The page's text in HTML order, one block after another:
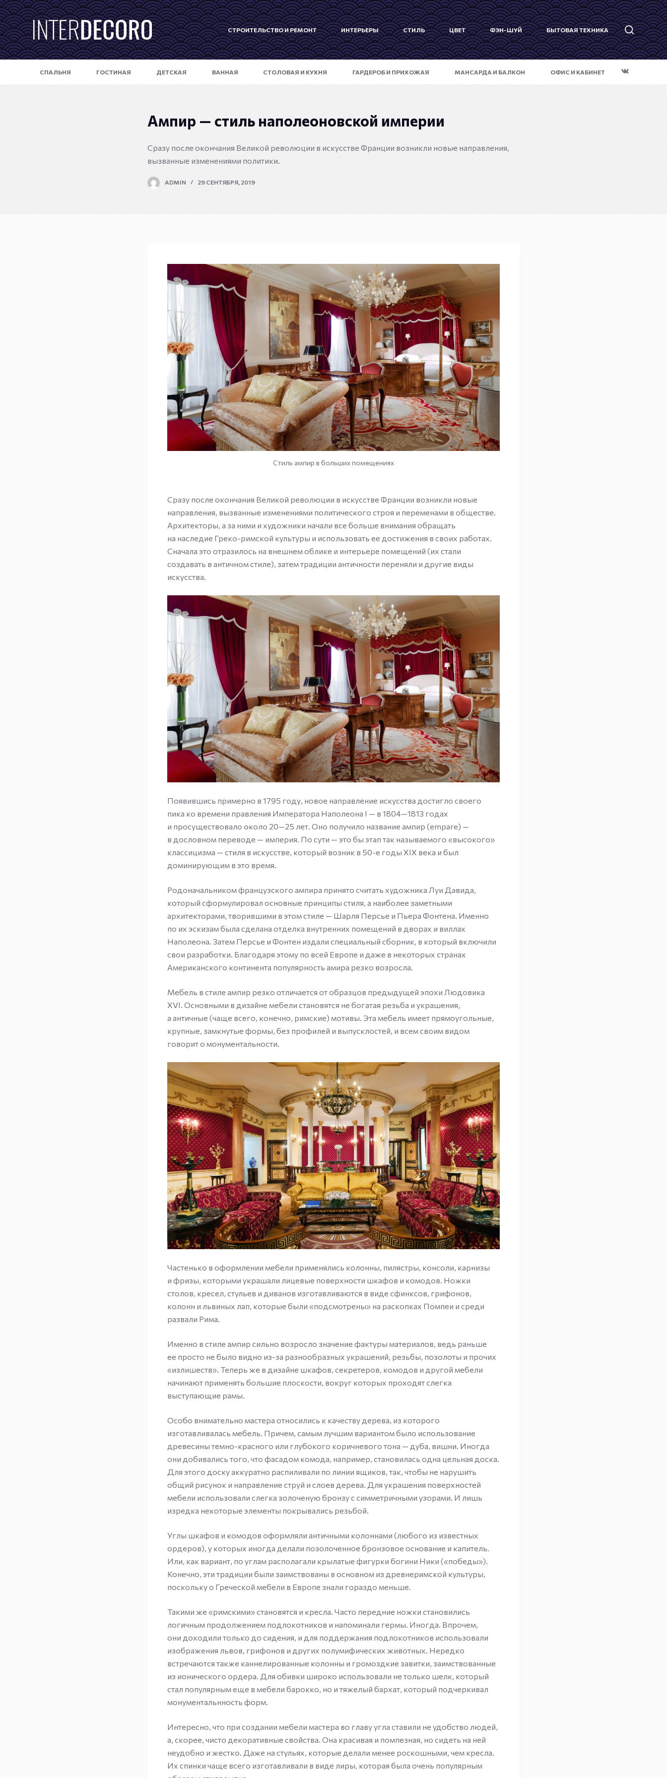
П
е
р
е
й
СТРОИТЕЛЬСТВО И РЕМОНТ ИНТЕРЬЕРЫ СТИЛЬ ЦВЕТ ФЭН-ШУЙ БЫТОВАЯ ТЕХНИКА
СПАЛЬНЯ ГОСТИНАЯ ДЕТСКАЯ ВАННАЯ СТОЛОВАЯ И КУХНЯ ГАРДЕРОБ И ПРИХОЖАЯ МАНСАРДА И БАЛКОН ОФИС И КАБИНЕТ
Ампир — стиль наполеоновской империи
Сразу после окончания Великой революции в искусстве Франции возникли новые направления,
вызванные изменениями политики.
ADMIN 29 СЕНТЯБРЯ, 2019
Стиль ампир в больших помещениях
Сразу после окончания Великой революции в искусстве Франции возникли новые
направления, вызванные изменениями политического строя и переменами в обществе.
Архитекторы, а за ними и художники начали все больше внимания обращать
на наследие Греко-римской культуры и использовать ее достижения в своих работах.
Сначала это отразилось на внешнем облике и интерьере помещений (их стали
создавать в античном стиле), затем традиции античности переняли и другие виды
искусства.
Появившись примерно в 1795 году, новое направление искусства достигло своего
пика ко времени правления Императора Наполеона I — в 1804—1813 годах
и просуществовало около 20—25 лет. Оно получило название ампир (empare) —
в дословном переводе — империя. По сути — это бы этап так называемого «высокого»
классицизма — стиля в искусстве, который возник в 50-е годы XIX века и был
доминирующим в это время.
Родоначальником французского ампира принято считать художника Луи Давида,
который сформулировал основные принципы стиля, а наиболее заметными
архитекторами, творившими в этом стиле — Шарля Персье и Пьера Фонтена. Именно
по их эскизам была сделана отделка внутренних помещений в дворах и виллах
Наполеона. Затем Персье и Фонтен издали специальный сборник, в который включили
свои разработки. Благодаря этому по всей Европе и даже в некоторых странах
Американского континента популярность амира резко возросла.
Мебель в стиле ампир резко отличается от образцов предыдущей эпохи Людовика
XVI. Основными в дизайне мебели становятся не богатая резьба и украшения,
а античные (чаще всего, конечно, римские) мотивы. Эта мебель имеет прямоугольные,
крупные, замкнутые формы, без профилей и выпусклостей, и всем своим видом
говорит о монументальности.
Частенько в оформлении мебели применялись колонны, пилястры, консоли, карнизы
и фризы, которыми украшали лицевые поверхности шкафов и комодов. Ножки
столов, кресел, стульев и диванов изготавливаются в виде сфинксов, грифонов,
колонн и львиных лап, которые были «подсмотрены» на раскопках Помпеи и среди
развали Рима.
Именно в стиле ампир сильно возросло значение фактуры материалов, ведь раньше
ее просто не было видно из-за разнообразных украшений, резьбы, позолоты и прочих
«излишеств». Теперь же в дизайне шкафов, секретеров, комодов и другой мебели
начинают применять большие плоскости, вокруг которых проходят слегка
выступающие рамы.
Особо внимательно мастера относились к качеству дерева, из которого
изготавливалась мебель. Причем, самым лучшим вариантом было использование
древесины темно-красного или глубокого коричневого тона — дуба, вишни. Иногда
они добивались того, что фасадом комода, например, становилась одна цельная доска.
Для этого доску аккуратно распиливали по линии ящиков, так, чтобы не нарушить
общий рисунок и направление струй и слоев дерева. Для украшения поверхностей
мебели использовали слегка золоченую бронзу с симметричными узорами. И лишь
изредка некоторые элементы покрывались резьбой.
Углы шкафов и комодов оформляли античными колоннами (любого из известных
ордеров), у которых иногда делали позолоченное бронзовое основание и капитель.
Или, как вариант, по углам располагали крылатые фигурки богини Ники («победы»).
Конечно, эти традиции были заимствованы в основном из древнеримской культуры,
поскольку о Греческой мебели в Европе знали гораздо меньше.
Такими же «римскими» становятся и кресла. Часто передние ножки становились
логичным продолжением подлокотников и напоминали гермы. Иногда. Впрочем,
они доходили только до сидения, и для поддержания подлокотников использовали
изображения львов, грифонов и других полумифических животных. Нередко
встречаются также каннелированные колонны и громоздкие завитки, заимствованные
из ионического ордера. Для обивки широко использовали не только шелк, который
стал популярным еще в мебели барокко, но и тяжелый бархат, который подчеркивал
монументальнность форм.
Интересно, что при создании мебели мастера во главу угла ставили не удобство людей,
а, скорее, чисто декоративные свойства. Она красивая и помпезная, но сидеть на ней
неудобно и жестко. Даже на стульях, которые делали менее роскошными, чем кресла.
Их спинки чаще всего изготавливали в виде лиры, которая была очень популярным